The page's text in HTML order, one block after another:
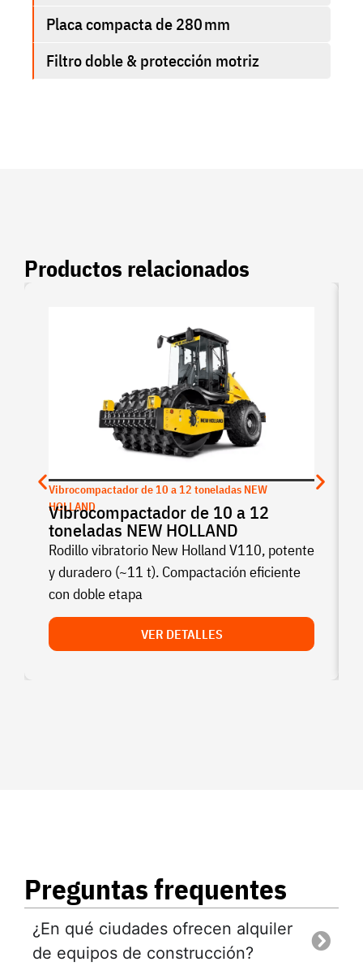
Placa compacta de 280 mm
Filtro doble & protección motriz
Productos relacionados
Vibrocompactador de 10 a 12 toneladas NEW
HOLLAND
Vibrocompactador de 10 a 12
toneladas NEW HOLLAND
Rodillo vibratorio New Holland V110, potente
y duradero (~11 t). Compactación eficiente
con doble etapa
VER DETALLES
Preguntas frequentes
¿En qué ciudades ofrecen alquiler
de equipos de construcción?